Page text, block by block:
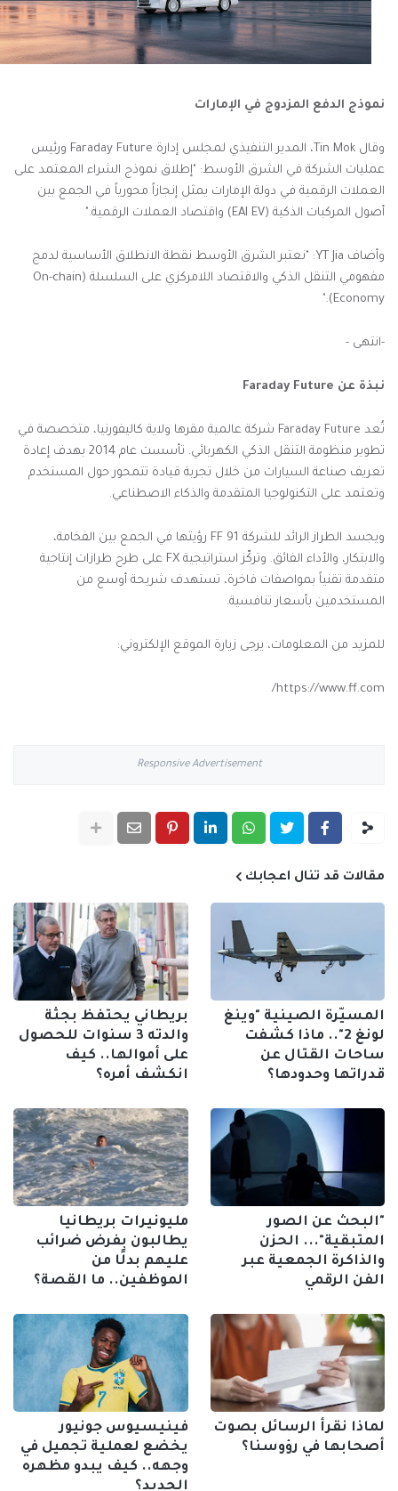
نموذج الدفع المزدوج في الإمارات
وقال Tin Mok، المدير التنفيذي لمجلس إدارة Faraday Future ورئيس
عمليات الشركة في الشرق الأوسط: "إطلاق نموذج الشراء المعتمد على
العملات الرقمية في دولة الإمارات يمثل إنجازاً محورياً في الجمع بين
أصول المركبات الذكية (EAI EV) واقتصاد العملات الرقمية."
وأضاف YT Jia: "نعتبر الشرق الأوسط نقطة الانطلاق الأساسية لدمج
مفهومي التنقل الذكي والاقتصاد اللامركزي على السلسلة (On-chain
Economy)."
-انتهى -
نبذة عن Faraday Future
تُعد Faraday Future شركة عالمية مقرها ولاية كاليفورنيا، متخصصة في
تطوير منظومة التنقل الذكي الكهربائي. تأسست عام 2014 بهدف إعادة
تعريف صناعة السيارات من خلال تجربة قيادة تتمحور حول المستخدم
وتعتمد على التكنولوجيا المتقدمة والذكاء الاصطناعي.
ويجسد الطراز الرائد للشركة FF 91 رؤيتها في الجمع بين الفخامة،
والابتكار، والأداء الفائق. وتركّز استراتيجية FX على طرح طرازات إنتاجية
متقدمة تقنياً بمواصفات فاخرة، تستهدف شريحة أوسع من
المستخدمين بأسعار تنافسية.
للمزيد من المعلومات، يرجى زيارة الموقع الإلكتروني:
https://www.ff.com/
Responsive Advertisement
مقالات قد تنال اعجابك
المسيّرة الصينية "وينغ
لونغ 2".. ماذا كشفت
ساحات القتال عن
قدراتها وحدودها؟
بريطاني يحتفظ بجثة
والدته 3 سنوات للحصول
على أموالها.. كيف
انكشف أمره؟
"البحث عن الصور
المتبقية"... الحزن
والذاكرة الجمعية عبر
الفن الرقمي
مليونيرات بريطانيا
يطالبون بفرض ضرائب
عليهم بدلًا من
الموظفين.. ما القصة؟
لماذا نقرأ الرسائل بصوت
أصحابها في رؤوسنا؟
فينيسيوس جونيور
يخضع لعملية تجميل في
وجهه.. كيف يبدو مظهره
الجديد؟